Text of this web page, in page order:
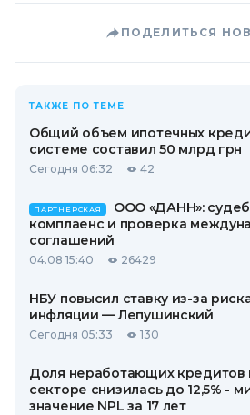
ПОДЕЛИТЬСЯ
ТАКЖЕ ПО ТЕМЕ
Общий объем ипотечных
системе составил 50 млрд грн
Сегодня 06:32 42
ПАРТНЕРСКАЯ
ООО «ДАНН»:
комплаенс и проверка
соглашений
04.08 15:40 26429
НБУ повысил ставку из-за
инфляции — Лепушинский
Сегодня 05:33 130
Доля неработающих кредитов
секторе снизилась до 12,5% -
значение NPL за 17 лет